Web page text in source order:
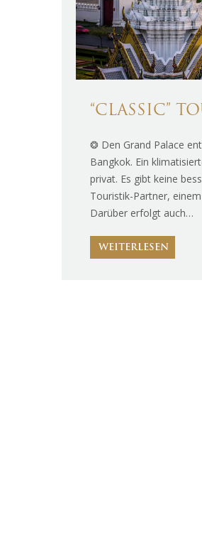
“CLASSIC”
❂ Den Grand Palace
Bangkok. Ein
privat. Es gibt keine
Touristik-Partner,
Darüber erfolgt auch…
WEITERLESEN